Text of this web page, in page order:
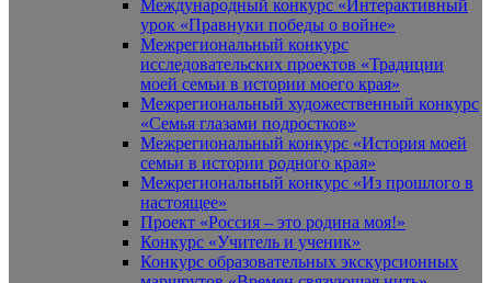
Международный конкурс «Интерактивный
урок «Правнуки победы о войне»
Межрегиональный конкурс
исследовательских проектов «Традиции
моей семьи в истории моего края»
Межрегиональный художественный конкурс
«Семья глазами подростков»
Межрегиональный конкурс «История моей
семьи в истории родного края»
Межрегиональный конкурс «Из прошлого в
настоящее»
Проект «Россия – это родина моя!»
Конкурс «Учитель и ученик»
Конкурс образовательных экскурсионных